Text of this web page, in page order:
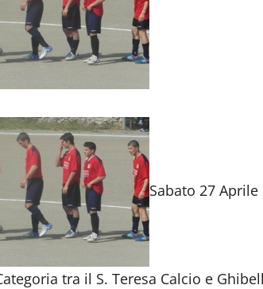
Sabato 27
tra il S. Teresa Calcio e